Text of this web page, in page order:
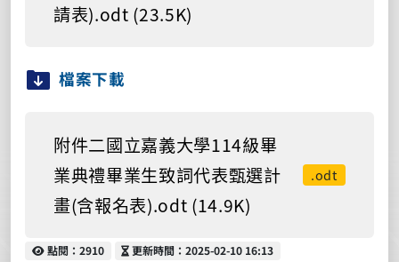
請表).odt (23.5K)
檔案下載
附件二國立嘉義大學114級畢
業典禮畢業生致詞代表甄選計
畫(含報名表).odt (14.9K)
.odt
點閱
點閱：2910 更新時間
更新時間：2025-02-10 16:13